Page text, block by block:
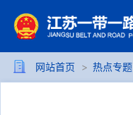
网站首页 > 热点专题